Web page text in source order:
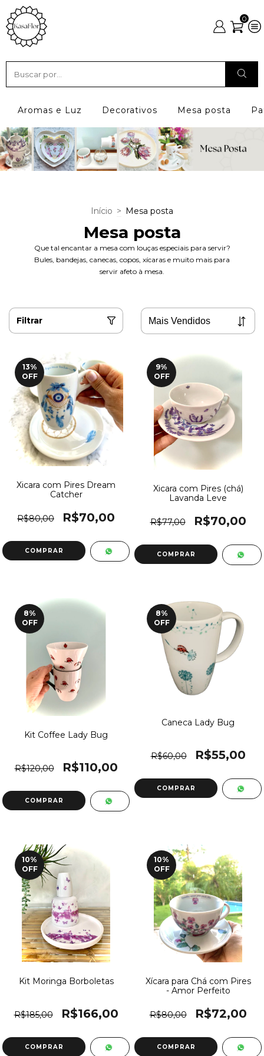
0
Aromas e Luz Decorativos Mesa posta
Início > Mesa posta
Mesa posta
Que tal encantar a mesa com louças especiais para servir?
Bules, bandejas, canecas, copos, xícaras e muito mais para
servir afeto à mesa.
Filtrar
13%
OFF
Xicara com Pires Dream
Catcher
R$80,00 R$70,00
9%
OFF
Xicara com Pires (chá)
Lavanda Leve
R$77,00 R$70,00
8%
OFF
Kit Coffee Lady Bug
R$120,00 R$110,00
8%
OFF
Caneca Lady Bug
R$60,00 R$55,00
10%
OFF
Kit Moringa Borboletas
R$185,00 R$166,00
10%
OFF
Xícara para Chá com Pires
- Amor Perfeito
R$80,00 R$72,00